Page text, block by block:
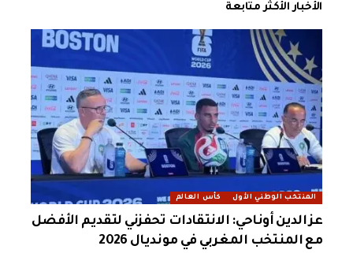
الأخبار الأكثر متابعة
المنتخب الوطني الأول كأس العالم
عز الدين أوناحي: الانتقادات تحفزني لتقديم الأفضل
مع المنتخب المغربي في مونديال 2026